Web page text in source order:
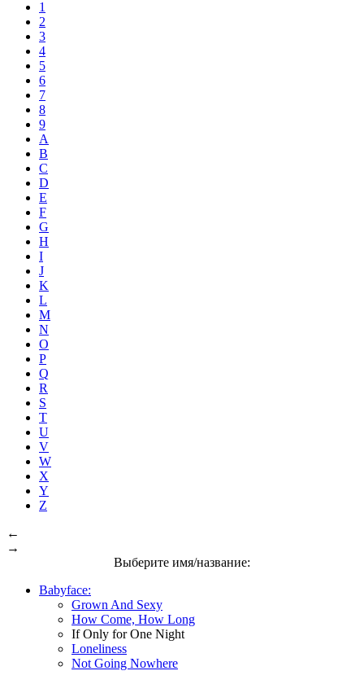
1
2
3
4
5
6
7
8
9
A
B
C
D
E
F
G
H
I
J
K
L
M
N
O
P
Q
R
S
T
U
V
W
X
Y
Z
←
→
Выберите имя/название:
Babyface:
Grown And Sexy
How Come, How Long
If Only for One Night
Loneliness
Not Going Nowhere